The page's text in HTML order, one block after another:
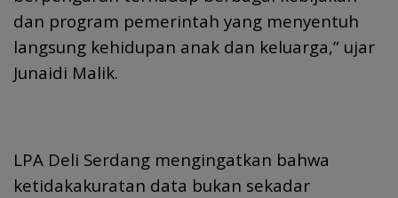
dan program pemerintah yang menyentuh
langsung kehidupan anak dan keluarga,” ujar
Junaidi Malik.
LPA Deli Serdang mengingatkan bahwa
ketidakakuratan data bukan sekadar